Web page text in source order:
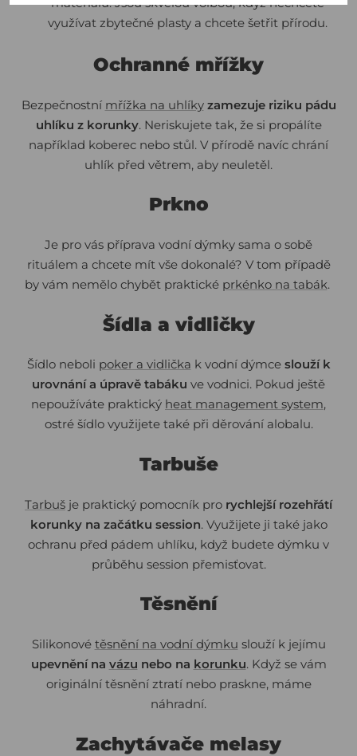
materiálů. Jsou skvělou volbou, když nechcete
využívat zbytečné plasty a chcete šetřit přírodu.
Ochranné mřížky
Bezpečnostní mřížka na uhlíky zamezuje riziku pádu
uhlíku z korunky. Neriskujete tak, že si propálíte
například koberec nebo stůl. V přírodě navíc chrání
uhlík před větrem, aby neuletěl.
Prkno
Je pro vás příprava vodní dýmky sama o sobě
rituálem a chcete mít vše dokonalé? V tom případě
by vám nemělo chybět praktické prkénko na tabák.
Šídla a vidličky
Šídlo neboli poker a vidlička k vodní dýmce slouží k
urovnání a úpravě tabáku ve vodnici. Pokud ještě
nepoužíváte praktický heat management system,
ostré šídlo využijete také při děrování alobalu.
Tarbuše
Tarbuš je praktický pomocník pro rychlejší rozehřátí
korunky na začátku session. Využijete ji také jako
ochranu před pádem uhlíku, když budete dýmku v
průběhu session přemisťovat.
Těsnění
Silikonové těsnění na vodní dýmku slouží k jejímu
upevnění na vázu nebo na korunku. Když se vám
originální těsnění ztratí nebo praskne, máme
náhradní.
Zachytávače melasy